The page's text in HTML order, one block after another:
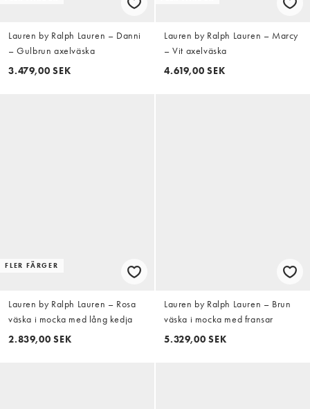
Lauren by Ralph Lauren – Danni
– Gulbrun axelväska
3.479,00 SEK
Lauren by Ralph Lauren – Marcy
– Vit axelväska
4.619,00 SEK
FLER FÄRGER
Lauren by Ralph Lauren – Rosa
väska i mocka med lång kedja
2.839,00 SEK
Lauren by Ralph Lauren – Brun
väska i mocka med fransar
5.329,00 SEK